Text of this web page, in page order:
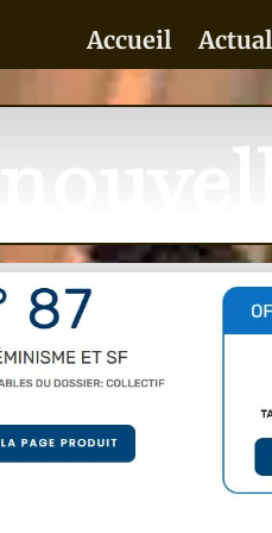
Accueil